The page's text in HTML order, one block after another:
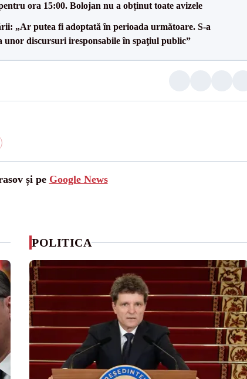
ora 15:00. Bolojan nu a obținut toate avizele
„Ar putea fi adoptată în perioada următoare. S-a
unor discursuri iresponsabile în spaţiul public”
și pe Google News
POLITICA